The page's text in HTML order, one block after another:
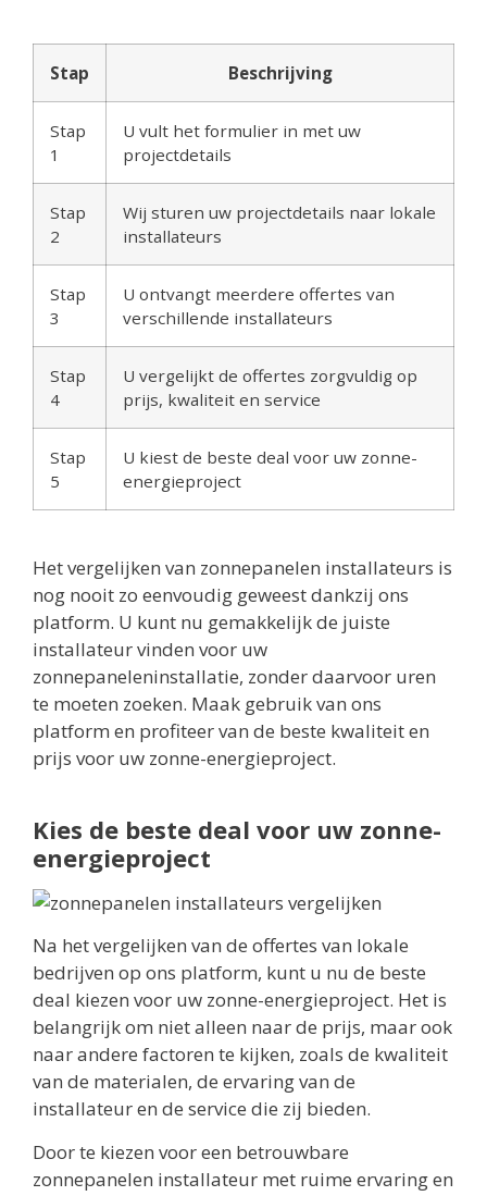
Stap Beschrijving
Stap
1
U vult het formulier in met uw
projectdetails
Stap
2
Wij sturen uw projectdetails naar lokale
installateurs
Stap
3
U ontvangt meerdere offertes van
verschillende installateurs
Stap
4
U vergelijkt de offertes zorgvuldig op
prijs, kwaliteit en service
Stap
5
U kiest de beste deal voor uw zonne-
energieproject
Het vergelijken van zonnepanelen installateurs is
nog nooit zo eenvoudig geweest dankzij ons
platform. U kunt nu gemakkelijk de juiste
installateur vinden voor uw
zonnepaneleninstallatie, zonder daarvoor uren
te moeten zoeken. Maak gebruik van ons
platform en profiteer van de beste kwaliteit en
prijs voor uw zonne-energieproject.
Kies de beste deal voor uw zonne-
energieproject
Na het vergelijken van de offertes van lokale
bedrijven op ons platform, kunt u nu de beste
deal kiezen voor uw zonne-energieproject. Het is
belangrijk om niet alleen naar de prijs, maar ook
naar andere factoren te kijken, zoals de kwaliteit
van de materialen, de ervaring van de
installateur en de service die zij bieden.
Door te kiezen voor een betrouwbare
zonnepanelen installateur met ruime ervaring en